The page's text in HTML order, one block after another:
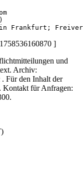
]
und
Archiv:
Für den Inhalt der
Kontakt für Anfragen: